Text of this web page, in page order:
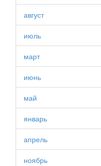
август
июль
март
июнь
май
январь
апрель
ноябрь